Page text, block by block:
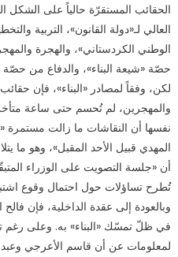
الحقائب المستقرّة حالياً على الشكل
العالي لـ«دولة القانون»، التربية
الوطني الكردستاني»، والهجرة
حصّة «شيعة البناء»، والدفاع من حصّة
لكن، وفقاً لمصادر «البناء»، فإن
والمهجرين، لم تُحسم حتى ساعة
نفسها أن النقاشات ما زالت مستمرة
المهدي قبيل الأحد المقبل»، وهو ما
أن «جلسة التصويت على الوزراء
تُطرح تساؤلات حول احتمال وقوع
وبالعودة إلى عقدة الداخلية، فإن
في ظلّ تمسّك «البناء» به. وعلى رغم
لمعلومات عن أن قاسم الأعرجي